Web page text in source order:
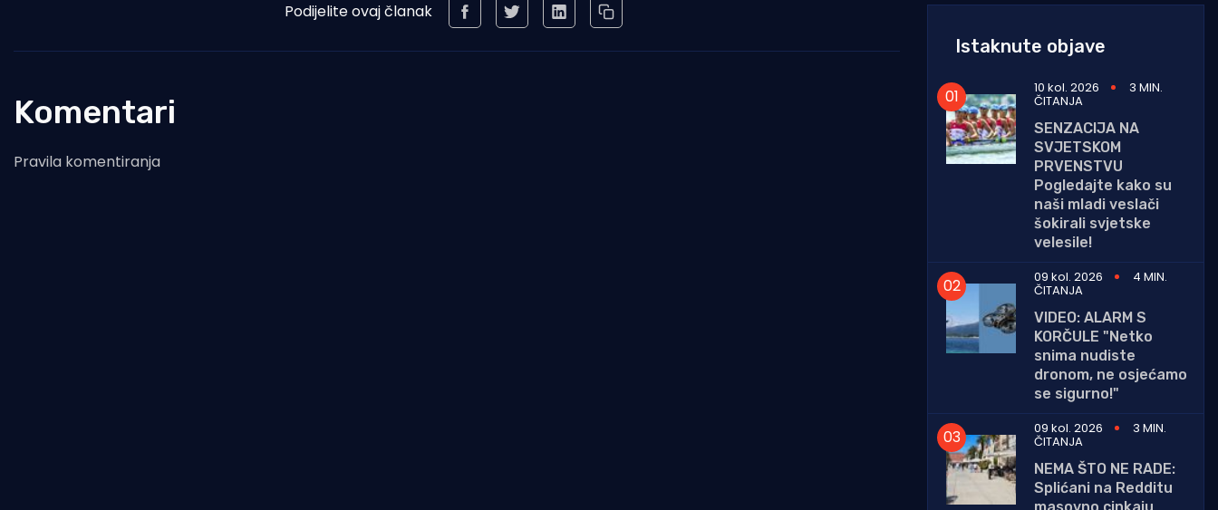
Podijelite ovaj članak
Komentari
Pravila komentiranja
Istaknute objave
10 kol. 2026 3 MIN.
ČITANJA
SENZACIJA NA
SVJETSKOM
PRVENSTVU
Pogledajte kako su
naši mladi veslači
šokirali svjetske
velesile!
09 kol. 2026
4 MIN.
ČITANJA
VIDEO: ALARM S
KORČULE "Netko
snima nudiste
dronom, ne osjećamo
se sigurno!"
09 kol. 2026
3 MIN.
ČITANJA
NEMA ŠTO NE RADE:
Splićani na Redditu
masovno cinkaju